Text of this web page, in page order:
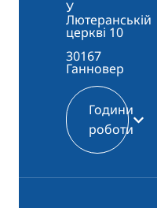
У
Лютеранській
церкві 10
30167
Ганновер
Години
роботи